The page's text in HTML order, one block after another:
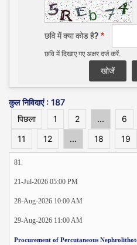
छवि में क्या कोड है?
छवि में दिखाए गए अक्षर दर्ज करें.
कुल निविदाएं : 187
पिछला
1 2 ... 6
11
12 ... 18 19
81.
21-Jul-2026 05:00 PM
28-Aug-2026 10:00 AM
29-Aug-2026 11:00 AM
Procurement of Percutaneous